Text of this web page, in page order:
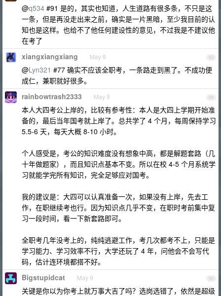
@q534 #91 是的，其实也知道，人生道路有很多条，不只是这
一条，但是再没走出来之前，确实是一片黑暗，至少我目前的认
知也是这样。也给不了他任何建设性的意见，不过我是不建议他
在考了
93
xiangxiangxiang May 9
@Lyn321 #77 确实不应该全职考，一条路走到黑了。不成功便
成仁，兼职就好很多。
94
rainbowtrash2333 May 9
本人大四考公上岸的，比较有参考性：本人是大四上学期开始准
备的，最后当年国考就上岸了。总共学了 4 个月，每周保持学习
5.5-6 天，每天大概 8-10 小时。
个人感受是，考公的知识难度没有想象中高，都是解题套路（几
十年做题家），而且知识点基本不变。所以在校 4-5 个月系统学
习就能学完所有知识，完全足够应对国考。
我的建议是：大四可以认真准备一次，如果没有上岸，先去工
作，在职继续考也行。因为知识点几乎不变，在职时考前集中复
习一段时间，看一下新套路即可。
全职考几年没考上的，纯纯逃避工作，考几次都考不上，只能是
学习能力、学习效率不行，大学还玩了 4 年，问他会不会写代
码，估计连环境都搭不好。
95
Bigstupidcat May 9
关键是你以为你考上就万事大吉了吗？选岗选错了，依然是超级